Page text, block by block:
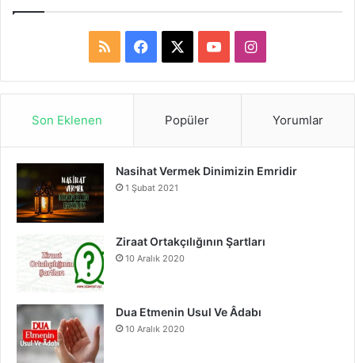
S
a
b
o
o
u
e
I
n
a
r
Son Eklenen Popüler Yorumlar
Nasihat Vermek Dinimizin Emridir
1 Şubat 2021
Ziraat Ortakçılığının Şartları
10 Aralık 2020
Dua Etmenin Usul Ve Âdabı
10 Aralık 2020